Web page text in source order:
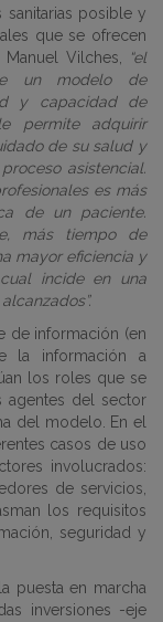
posible y
que se ofrecen
Vilches,
“el
un modelo de
y capacidad de
permite adquirir
de su salud y
asistencial.
es más
de un paciente.
más tiempo de
mayor eficiencia y
incide en una
de información (en
la información a
los roles que se
agentes del sector
del modelo. En el
casos de uso
involucrados:
de servicios,
los requisitos
seguridad y
puesta en marcha
inversiones -eje